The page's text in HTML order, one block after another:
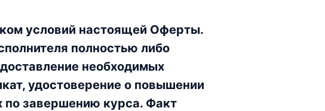
условий настоящей Оферты.
полностью либо
необходимых
удостоверение о повышении
завершению курса. Факт